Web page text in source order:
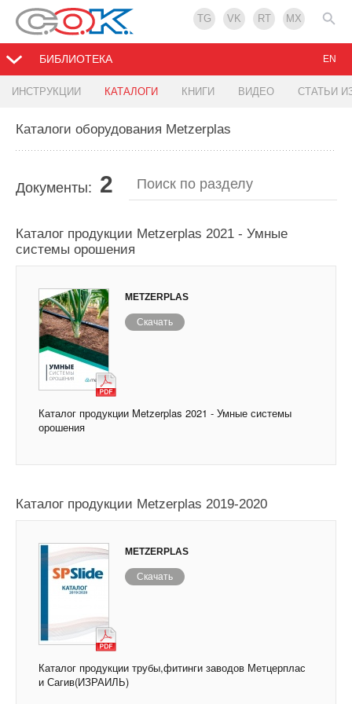
TG VK RT MX
БИБЛИОТЕКА
ИНСТРУКЦИИ КАТАЛОГИ КНИГИ ВИДЕО СТАТЬИ
EN
Каталоги оборудования Metzerplas
Документы: 2
Каталог продукции Metzerplas 2021 - Умные
системы орошения
METZERPLAS
Скачать
Каталог продукции Metzerplas 2021 - Умные системы
орошения
Каталог продукции Metzerplas 2019-2020
METZERPLAS
Скачать
Каталог продукции трубы,фитинги заводов Метцерплас
и Сагив(ИЗРАИЛЬ)